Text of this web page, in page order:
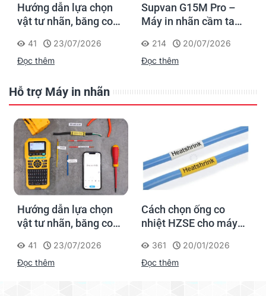
Hướng dẫn lựa chọn
vật tư nhãn, băng co
Supvan G15M Pro
41
23/07/2026
Đọc thêm
Supvan G15M Pro –
Máy in nhãn cầm tay
dấu một lần, tra cứu
trọn đời công trình
214
20/07/2026
Đọc thêm
Hỗ trợ Máy in nhãn
Hướng dẫn lựa chọn
vật tư nhãn, băng co
Supvan G15M Pro
41
23/07/2026
Đọc thêm
Cách chọn ống co
nhiệt HZSE cho máy in
361
20/01/2026
Đọc thêm